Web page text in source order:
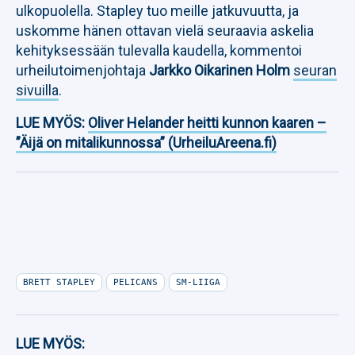
ulkopuolella. Stapley tuo meille jatkuvuutta, ja
uskomme hänen ottavan vielä seuraavia askelia
kehityksessään tulevalla kaudella, kommentoi
urheilutoimenjohtaja Jarkko Oikarinen Holm seuran
sivuilla.
LUE MYÖS: Oliver Helander heitti kunnon kaaren –
”Äijä on mitalikunnossa” (UrheiluAreena.fi)
BRETT STAPLEY PELICANS SM-LIIGA
LUE MYÖS: